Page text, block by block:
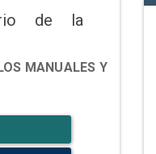
de la
MANUALES Y